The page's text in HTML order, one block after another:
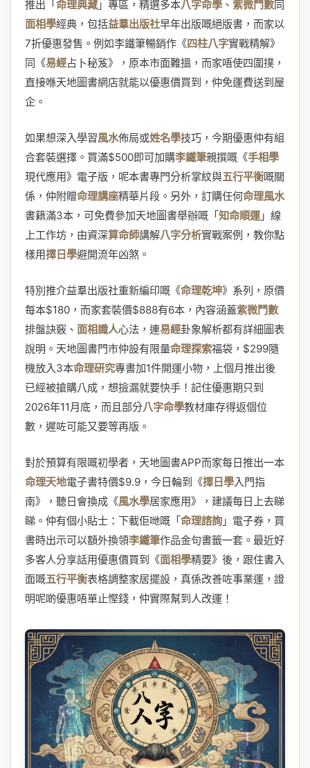
推出「命理典藏」專區，精選多本八字命學 、 紫微鬥數同
面相學經典，包括益羣出版社早年出版嘅絕版書，而家以
7折優惠發售。例如李鐵筆暢銷作《四柱八字實戰精解》
同《易經占卜秘笈》，原本市面難搵，而家唔使四圍撲，
直接喺天地圖書網店就能以優惠價買到，仲免運費送到屋
企。
如果想深入學習風水佈局或姓名學技巧，今期優惠仲有組
合套裝選擇。買滿$500即可加購李鐵筆親撰嘅《手相學
現代應用》電子版，呢本書專門分析掌紋與五行平衡嘅關
係，仲附贈命理講座精華片段。另外，訂購任何命理風水
書籍滿3本，可免費參加天地圖書舉辦嘅「知命順運 」線
上工作坊，由資深算命師講解八字分析實戰案例，教你點
樣用擇日學避開流年凶煞。
特別推介益羣出版社重新編印嘅《命理乾坤》系列，原價
每本$180，而家套裝價$888有6本，內容涵蓋紫微鬥數
排盤訣竅、 面相識人心法，連易經卦象解析都有詳細圖表
說明。天地圖書門市仲設有限量命理探索福袋，$299隨
機放入3本命理研究專書加1件開運小物，上個月推出後
已經被搶購八成，想撿漏就要快手！記住優惠期只到
2026年11月底，而且部分八字命學教材庫存得返個位
數，遲咗可能又要等再版。
對於預算有限嘅初學者，天地圖書APP而家每日推出一本
命理天地電子書特價$9.9，今日輪到《擇日學入門指
南》，聽日會換成《風水學居家應用》，建議每日上去睇
睇。仲有個小貼士：下載佢哋嘅「命理諮詢 」電子券，買
書時出示可以額外換領李鐵筆作品金句書籤一套。最近好
多客人分享話用優惠價買到《面相學精要》後，跟住書入
面嘅五行平衡表格調整家居擺設，真係改善咗事業運，證
明呢啲優惠唔單止慳錢，仲實際幫到人改運！